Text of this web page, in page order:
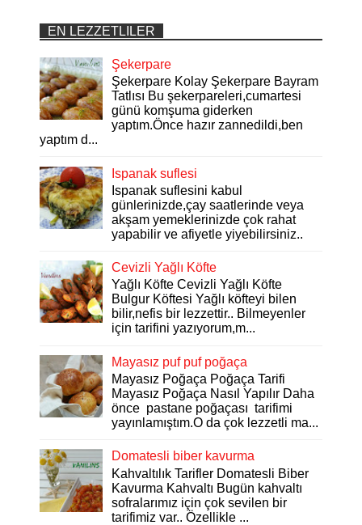
EN LEZZETLILER
Şekerpare
Şekerpare Kolay Şekerpare Bayram
Tatlısı Bu şekerpareleri,cumartesi
günü komşuma giderken
yaptım.Önce hazır zannedildi,ben
yaptım d...
Ispanak suflesi
Ispanak suflesini kabul
günlerinizde,çay saatlerinde veya
akşam yemeklerinizde çok rahat
yapabilir ve afiyetle yiyebilirsiniz..
Cevizli Yağlı Köfte
Yağlı Köfte Cevizli Yağlı Köfte
Bulgur Köftesi Yağlı köfteyi bilen
bilir,nefis bir lezzettir.. Bilmeyenler
için tarifini yazıyorum,m...
Mayasız puf puf poğaça
Mayasız Poğaça Poğaça Tarifi
Mayasız Poğaça Nasıl Yapılır Daha
önce pastane poğaçası tarifimi
yayınlamıştım.O da çok lezzetli ma...
Domatesli biber kavurma
Kahvaltılık Tarifler Domatesli Biber
Kavurma Kahvaltı Bugün kahvaltı
sofralarımız için çok sevilen bir
tarifimiz var.. Özellikle ...